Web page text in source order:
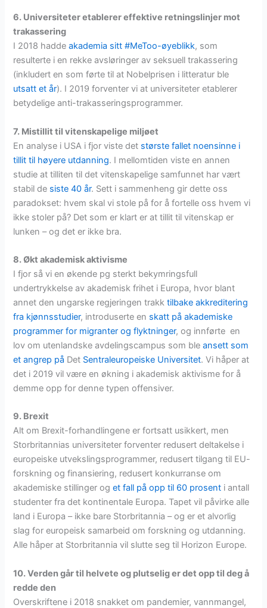
6. Universiteter etablerer effektive retningslinjer mot
trakassering
I 2018 haddeakademia sitt #MeToo-øyeblikk, som
resulterte i en rekke avsløringer av seksuell trakassering
(inkludert en som førte til at Nobelprisen i litteratur ble
utsatt et år). I 2019 forventer vi at universiteter etablerer
betydelige anti-trakasseringsprogrammer.
7. Mistillit til vitenskapelige miljøet
En analyse i USA i fjor viste det største fallet noensinne i
tillit til høyere utdanning. I mellomtiden viste en annen
studie at tilliten til det vitenskapelige samfunnet har vært
stabil de siste 40 år. Sett i sammenheng gir dette oss
paradokset: hvem skal vi stole på for å fortelle oss hvem vi
ikke stoler på? Det som er klart er at tillit til vitenskap er
lunken – og det er ikke bra.
8. Økt akademisk aktivisme
I fjor så vi en økende pg sterkt bekymringsfull
undertrykkelse av akademisk frihet i Europa, hvor blant
annet den ungarske regjeringen trakk tilbake akkreditering
fra kjønnsstudier, introduserte en skatt på akademiske
programmer for migranter og flyktninger, og innførte en
lov om utenlandske avdelingscampus som bleansett som
et angrep på Det Sentraleuropeiske Universitet. Vi håper at
det i 2019 vil være en økning i akademisk aktivisme for å
demme opp for denne typen offensiver.
9. Brexit
Alt om Brexit-forhandlingene er fortsatt usikkert, men
Storbritannias universiteter forventer redusert deltakelse i
europeiske utvekslingsprogrammer, redusert tilgang til EU-
forskning og finansiering, redusert konkurranse om
akademiske stillinger oget fall på opp til 60 prosent i antall
studenter fra det kontinentale Europa. Tapet vil påvirke alle
land i Europa – ikke bare Storbritannia – og er et alvorlig
slag for europeisk samarbeid om forskning og utdanning.
Alle håper at Storbritannia vil slutte seg til Horizon Europe.
10. Verden går til helvete og plutselig er det opp til deg å
redde den
Overskriftene i 2018 snakket om pandemier, vannmangel,